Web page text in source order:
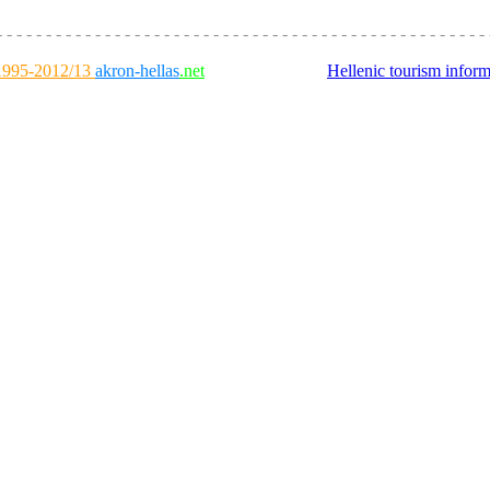
- - - - - - - - - - - - - - - - - - - - - - - - - - - - - - - - - - - - - - - - - - - - - - -
2012/13 akron-hellas.net Hellenic tourism